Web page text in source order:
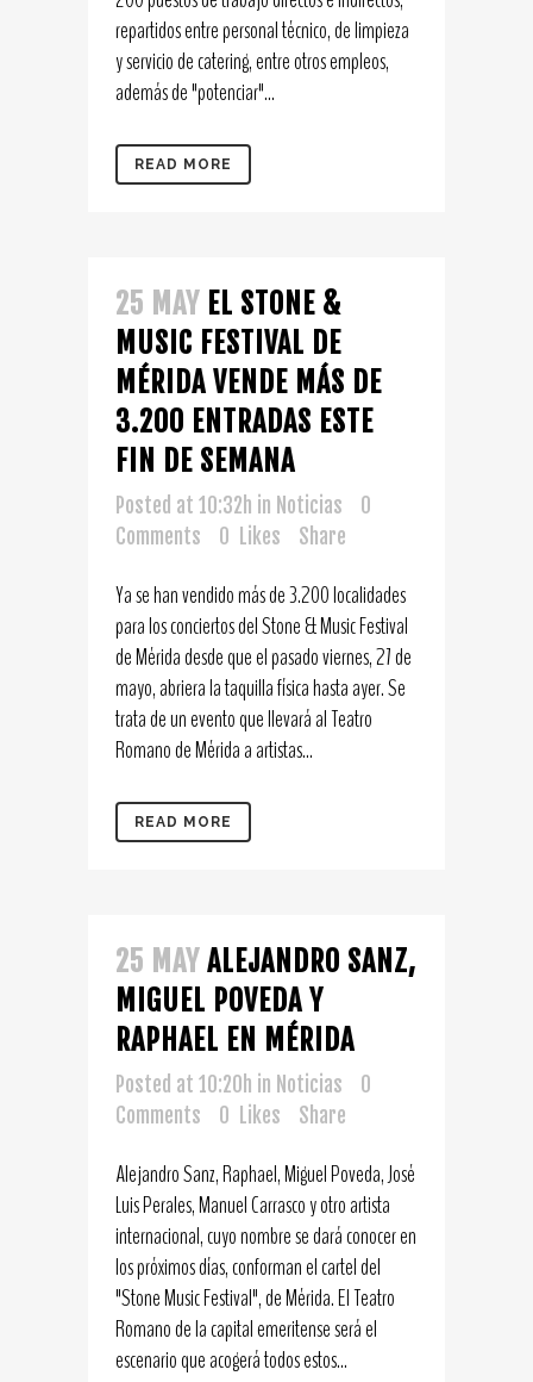
repartidos entre personal técnico, de limpieza
y servicio de catering, entre otros empleos,
además de "potenciar"...
READ MORE
25 MAY EL STONE &
MUSIC FESTIVAL DE
MÉRIDA VENDE MÁS DE
3.200 ENTRADAS ESTE
FIN DE SEMANA
Posted at 10:32h in Noticias
0
Comments
0 Likes Share
Ya se han vendido más de 3.200 localidades
para los conciertos del Stone & Music Festival
de Mérida desde que el pasado viernes, 27 de
mayo, abriera la taquilla física hasta ayer. Se
trata de un evento que llevará al Teatro
Romano de Mérida a artistas...
READ MORE
25 MAY ALEJANDRO SANZ,
MIGUEL POVEDA Y
RAPHAEL EN MÉRIDA
Posted at 10:20h in Noticias
0
Comments
0 Likes Share
Alejandro Sanz, Raphael, Miguel Poveda, José
Luis Perales, Manuel Carrasco y otro artista
internacional, cuyo nombre se dará conocer en
los próximos días, conforman el cartel del
"Stone Music Festival", de Mérida. El Teatro
Romano de la capital emeritense será el
escenario que acogerá todos estos...